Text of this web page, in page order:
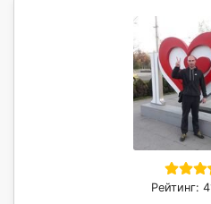
Рейтинг: